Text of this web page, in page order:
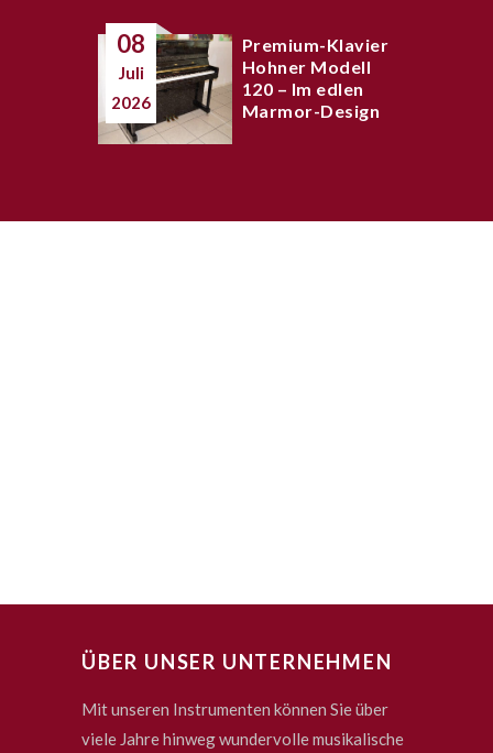
08
Juli
2026
Premium-Klavier
Hohner Modell
120 – Im edlen
Marmor-Design
ÜBER UNSER UNTERNEHMEN
Mit unseren Instrumenten können Sie über
viele Jahre hinweg wundervolle musikalische